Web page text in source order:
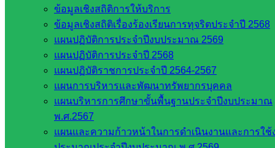
ข้อมูลเชิงสถิติการให้บริการ
ข้อมูลเชิงสถิติเรื่องร้องเรียนการทุจริตประจำปี 2568
แผนปฏิบัติการประจำปีงบประมาณ 2569
แผนปฏิบัติการประจำปี 2568
แผนปฏิบัติราชการประจำปี 2564-2567
แผนการบริหารและพัฒนาทรัพยากรบุคคล
แผนบริหารการศึกษาขั้นพื้นฐานประจำปีงบประมาณ
พ.ศ.2567
แผนและความก้าวหน้าในการดำเนินงานและการใช้
อุดมศึกษา
สำนักงาน
เลขาธิการ
สภาการ
ศึกษา
สำนักงาน
คณะ
กรรมการ
การ
อาชีวศึกษา